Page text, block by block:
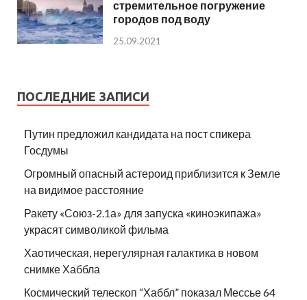
стремительное погружение
городов под воду
25.09.2021
ПОСЛЕДНИЕ ЗАПИСИ
Путин предложил кандидата на пост спикера
Госдумы
Огромный опасный астероид приблизится к Земле
на видимое расстояние
Ракету «Союз-2.1а» для запуска «киноэкипажа»
украсят символикой фильма
Хаотическая, нерегулярная галактика в новом
снимке Хаббла
Космический телескоп “Хаббл” показал Мессье 64